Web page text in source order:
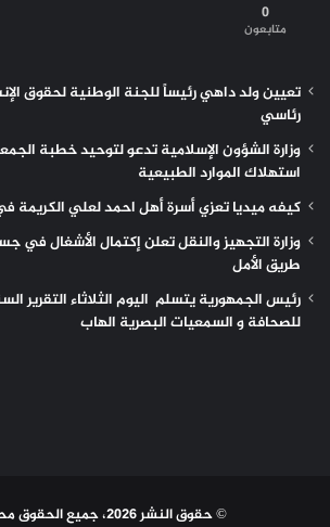
0
متابعون
تعيين ولد داهي رئيساً للجنة الوطنية لحقوق
رئاسي
وزارة الشؤون الإسلامية تدعو لتوحيد خطبة
استهلاك الموارد الطبيعية
كيفه ميديا تعزي أسرة أهل احمد لعلي الكريمة في
وزارة التجهيز والنقل تعلن إكتمال الأشغال في
طريق الأمل
رئيس الجمهورية يتسلم اليوم الثلاثاء التقرير
للصحافة و السمعيات البصرية الهاب
© حقوق النشر 2026، جميع الحقوق محفوظة |